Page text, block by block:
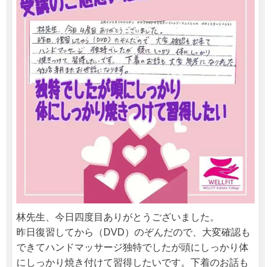
林先生、今日四度目ありがとうございました。
昨日復習してから（DVD）のぞんだので、大変確認も
できてハンドマッサージ独特でしたが頭にしっかり体
にしっかり焼き付けて習得したいです。下着のお話も